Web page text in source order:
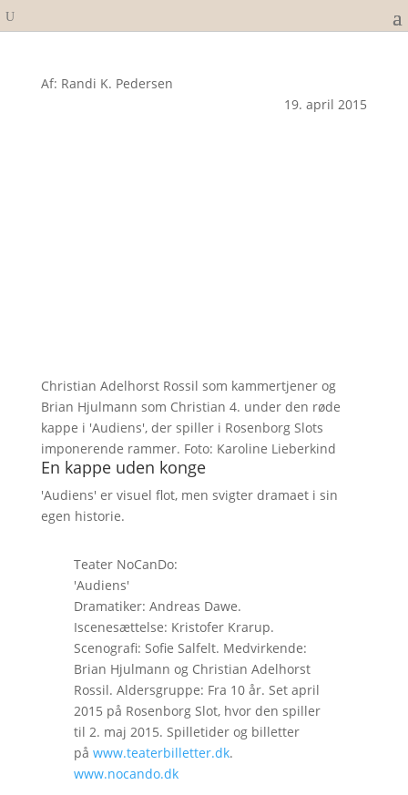
Af: Randi K. Pedersen
19. april 2015
Christian Adelhorst Rossil som kammertjener og
Brian Hjulmann som Christian 4. under den røde
kappe i 'Audiens', der spiller i Rosenborg Slots
imponerende rammer. Foto: Karoline Lieberkind
En kappe uden konge
'Audiens' er visuel flot, men svigter dramaet i sin
egen historie.
Teater NoCanDo:
'Audiens'
Dramatiker: Andreas Dawe.
Iscenesættelse: Kristofer Krarup.
Scenografi: Sofie Salfelt. Medvirkende:
Brian Hjulmann og Christian Adelhorst
Rossil. Aldersgruppe: Fra 10 år. Set april
2015 på Rosenborg Slot, hvor den spiller
til 2. maj 2015. Spilletider og billetter
på www.teaterbilletter.dk.
www.nocando.dk